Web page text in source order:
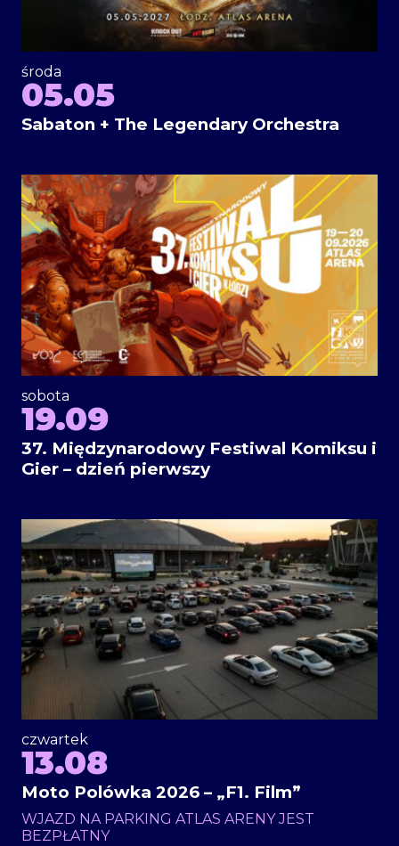
środa
05.05
Sabaton + The Legendary Orchestra
sobota
19.09
37. Międzynarodowy Festiwal Komiksu i
Gier – dzień pierwszy
czwartek
13.08
Moto Polówka 2026 – „F1. Film”
WJAZD NA PARKING ATLAS ARENY JEST
BEZPŁATNY